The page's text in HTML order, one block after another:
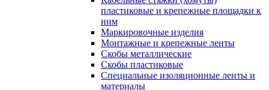
пластиковые и крепежные площадки к
ним
Маркировочные изделия
Монтажные и крепежные ленты
Скобы металлические
Скобы пластиковые
Специальные изоляционные ленты и
материалы